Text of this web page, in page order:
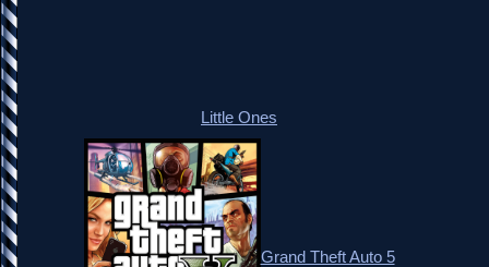
Little Ones
Grand Theft Auto 5